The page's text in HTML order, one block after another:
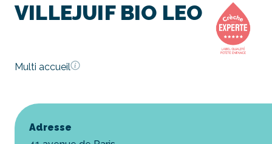
VILLEJUIF BIO LEO
Multi accueil
Adresse